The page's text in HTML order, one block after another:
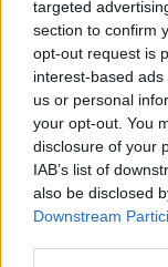
targeted
section to confirm
opt-out request is
interest-based
us or personal
your opt-out. You
disclosure of your
IAB’s list of
also be disclosed
Downstream